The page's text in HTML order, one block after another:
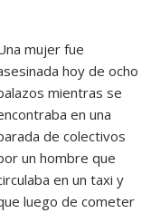
mujer fue
hoy de ocho
mientras se
en una
de colectivos
un hombre que
en un taxi y
luego de cometer